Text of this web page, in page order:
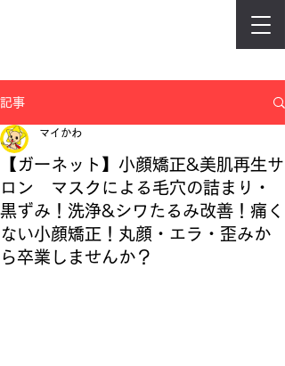
記事
【ガーネット】小顔矯正&美肌再生サ
ロン マスクによる毛穴の詰まり・
黒ずみ！洗浄&シワたるみ改善！痛く
ない小顔矯正！丸顔・エラ・歪みか
ら卒業しませんか？
マイかわ